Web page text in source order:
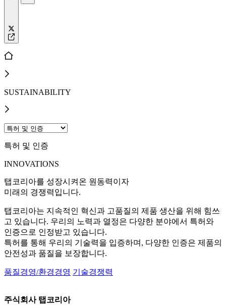
SUSTAINABILITY
특허 및 인증
INNOVATIONS
탭코리아를 성장시켜온 원동력이자
미래의 경쟁력입니다.
탭코리아는 지속적인 혁신과 고품질의 제품 생산을 위해 힘쓰
고 있습니다. 우리의 노력과 열정은 다양한 분야에서 특허와
인증으로 인정받고 있습니다.
특허를 통해 우리의 기술력을 입증하며, 다양한 인증은 제품의
안전성과 품질을 보장합니다.
품질경영/환경경영 기술경쟁력
주식회사 탭코리아